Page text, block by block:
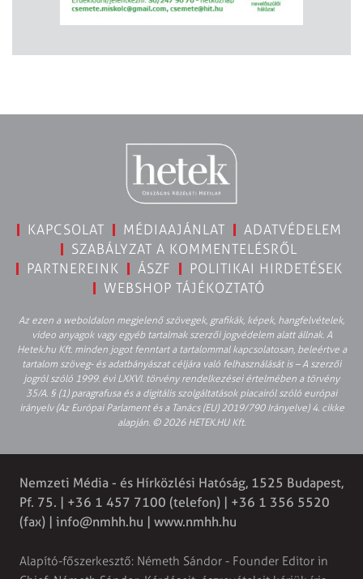
KAPCSOLAT MÉDIAAJÁNLAT
ADATVÉDELEM
SZABÁLYZAT A KOMMENTELÉSRŐL
PARTNEREINK
ÁSZF
POLITIKAI HIRDETÉSEK
WEBSHOP TÁJÉKOZTATÓ
Az ezen a weboldalon megjelenő szövegek, grafikák, képek, hangfelvételek,
video anyagok vagy egyéb tartalmak szerzői jogvédelem alatt állnak. A
Hetek.hu Kft. minden jogot fenntart a tartalommal kapcsolatosan, beleértve a
tartalom szöveg- és adatbányászat céljára való felhasználását is – A szerzői
jogról szóló 1999. évi LXXVI. törvény rendelkezései értelmében a törvény
35/A. § (1) paragrafusa és a digitális szolgáltatások piacairól szóló európai
irányelv (Az Európai Parlament és a Tanács (EU) 2019/790 Irányelve) 4. cikke
alapján. © 2026 HETEK.HU Kft.
Nemzeti Média - és Hírközlési Hatóság, 1525 Budapest,
Pf. 75. | +36 1 457 7100 (telefon) | +36 1 356 5520
(fax) | info@nmhh.hu | www.nmhh.hu
Alapító-főszerkesztő: Németh Sándor - Founder Editor in